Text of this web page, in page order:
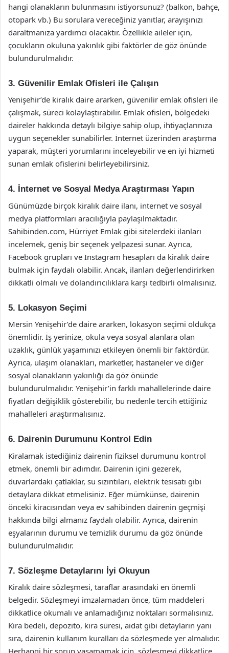
hangi olanakların bulunmasını istiyorsunuz? (balkon, bahçe,
otopark vb.) Bu sorulara vereceğiniz yanıtlar, arayışınızı
daraltmanıza yardımcı olacaktır. Özellikle aileler için,
çocukların okuluna yakınlık gibi faktörler de göz önünde
bulundurulmalıdır.
3. Güvenilir Emlak Ofisleri ile Çalışın
Yenişehir’de kiralık daire ararken, güvenilir emlak ofisleri ile
çalışmak, süreci kolaylaştırabilir. Emlak ofisleri, bölgedeki
daireler hakkında detaylı bilgiye sahip olup, ihtiyaçlarınıza
uygun seçenekler sunabilirler. İnternet üzerinden araştırma
yaparak, müşteri yorumlarını inceleyebilir ve en iyi hizmeti
sunan emlak ofislerini belirleyebilirsiniz.
4. İnternet ve Sosyal Medya Araştırması Yapın
Günümüzde birçok kiralık daire ilanı, internet ve sosyal
medya platformları aracılığıyla paylaşılmaktadır.
Sahibinden.com, Hürriyet Emlak gibi sitelerdeki ilanları
incelemek, geniş bir seçenek yelpazesi sunar. Ayrıca,
Facebook grupları ve Instagram hesapları da kiralık daire
bulmak için faydalı olabilir. Ancak, ilanları değerlendirirken
dikkatli olmalı ve dolandırıcılıklara karşı tedbirli olmalısınız.
5. Lokasyon Seçimi
Mersin Yenişehir’de daire ararken, lokasyon seçimi oldukça
önemlidir. İş yerinize, okula veya sosyal alanlara olan
uzaklık, günlük yaşamınızı etkileyen önemli bir faktördür.
Ayrıca, ulaşım olanakları, marketler, hastaneler ve diğer
sosyal olanakların yakınlığı da göz önünde
bulundurulmalıdır. Yenişehir’in farklı mahallelerinde daire
fiyatları değişiklik gösterebilir, bu nedenle tercih ettiğiniz
mahalleleri araştırmalısınız.
6. Dairenin Durumunu Kontrol Edin
Kiralamak istediğiniz dairenin fiziksel durumunu kontrol
etmek, önemli bir adımdır. Dairenin içini gezerek,
duvarlardaki çatlaklar, su sızıntıları, elektrik tesisatı gibi
detaylara dikkat etmelisiniz. Eğer mümkünse, dairenin
önceki kiracısından veya ev sahibinden dairenin geçmişi
hakkında bilgi almanız faydalı olabilir. Ayrıca, dairenin
eşyalarının durumu ve temizlik durumu da göz önünde
bulundurulmalıdır.
7. Sözleşme Detaylarını İyi Okuyun
Kiralık daire sözleşmesi, taraflar arasındaki en önemli
belgedir. Sözleşmeyi imzalamadan önce, tüm maddeleri
dikkatlice okumalı ve anlamadığınız noktaları sormalısınız.
Kira bedeli, depozito, kira süresi, aidat gibi detayların yanı
sıra, dairenin kullanım kuralları da sözleşmede yer almalıdır.
Herhangi bir sorun yaşamamak için, sözleşmeyi dikkatlice